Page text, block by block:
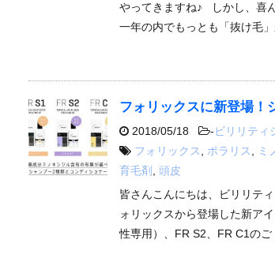
やってきますね♪ しかし、喜
一年の内でもっとも「抜け毛
フォリックスに新登場！
2018/05/18 -ビリリティ
フォリックス, ポラリス, ミ
育毛剤 , 頭皮
皆さんこんにちは、ビリリテ
ォリックスから登場した新ア
性専用）、FR S2、FR C1の